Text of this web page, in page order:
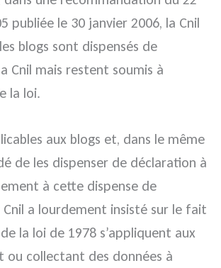
publiée le 30 janvier 2006, la Cnil
blogs sont dispensés de
Cnil mais restent soumis à
la loi.
aux blogs et, dans le même
de les dispenser de déclaration à
à cette dispense de
a lourdement insisté sur le fait
la loi de 1978 s’appliquent aux
ou collectant des données à